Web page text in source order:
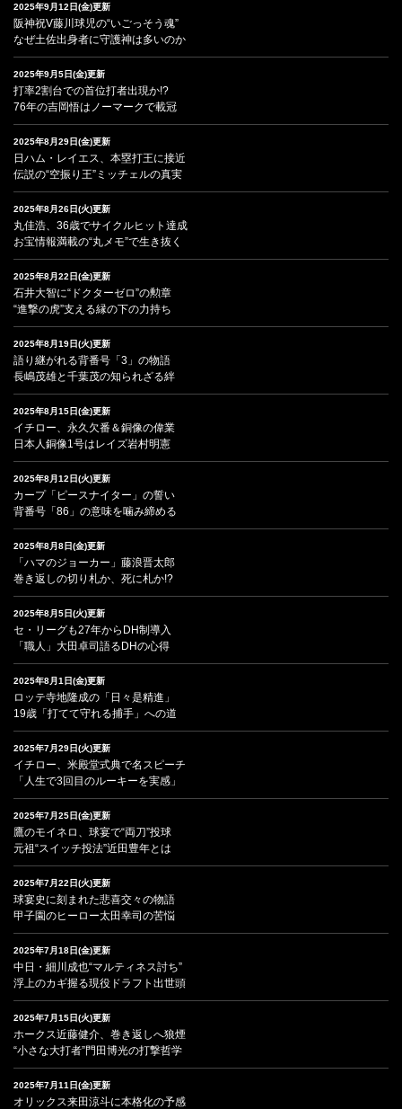
2025年9月12日(金)更新
阪神祝V藤川球児の“いごっそう魂”
なぜ土佐出身者に守護神は多いのか
2025年9月5日(金)更新
打率2割台での首位打者出現か!?
76年の吉岡悟はノーマークで載冠
2025年8月29日(金)更新
日ハム・レイエス、本塁打王に接近
伝説の“空振り王”ミッチェルの真実
2025年8月26日(火)更新
丸佳浩、36歳でサイクルヒット達成
お宝情報満載の“丸メモ”で生き抜く
2025年8月22日(金)更新
石井大智に“ドクターゼロ”の勲章
“進撃の虎”支える縁の下の力持ち
2025年8月19日(火)更新
語り継がれる背番号「3」の物語
長嶋茂雄と千葉茂の知られざる絆
2025年8月15日(金)更新
イチロー、永久欠番＆銅像の偉業
日本人銅像1号はレイズ岩村明憲
2025年8月12日(火)更新
カープ「ピースナイター」の誓い
背番号「86」の意味を噛み締める
2025年8月8日(金)更新
「ハマのジョーカー」藤浪晋太郎
巻き返しの切り札か、死に札か!?
2025年8月5日(火)更新
セ・リーグも27年からDH制導入
「職人」大田卓司語るDHの心得
2025年8月1日(金)更新
ロッテ寺地隆成の「日々是精進」
19歳「打てて守れる捕手」への道
2025年7月29日(火)更新
イチロー、米殿堂式典で名スピーチ
「人生で3回目のルーキーを実感」
2025年7月25日(金)更新
鷹のモイネロ、球宴で“両刀”投球
元祖“スイッチ投法”近田豊年とは
2025年7月22日(火)更新
球宴史に刻まれた悲喜交々の物語
甲子園のヒーロー太田幸司の苦悩
2025年7月18日(金)更新
中日・細川成也“マルティネス討ち”
浮上のカギ握る現役ドラフト出世頭
2025年7月15日(火)更新
ホークス近藤健介、巻き返しへ狼煙
“小さな大打者”門田博光の打撃哲学
2025年7月11日(金)更新
オリックス来田涼斗に本格化の予感